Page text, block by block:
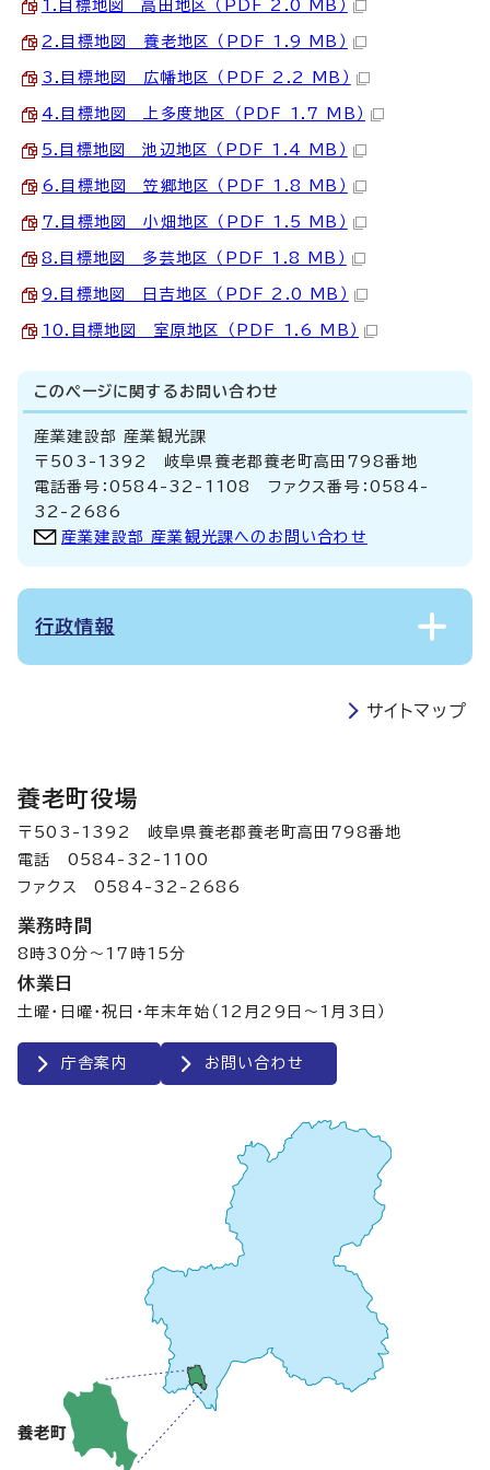
1.目標地図 高田地区 （PDF 2.0 MB）
2.目標地図 養老地区 （PDF 1.9 MB）
3.目標地図 広幡地区 （PDF 2.2 MB）
4.目標地図 上多度地区 （PDF 1.7 MB）
5.目標地図 池辺地区 （PDF 1.4 MB）
6.目標地図 笠郷地区 （PDF 1.8 MB）
7.目標地図 小畑地区 （PDF 1.5 MB）
8.目標地図 多芸地区 （PDF 1.8 MB）
9.目標地図 日吉地区 （PDF 2.0 MB）
10.目標地図 室原地区 （PDF 1.6 MB）
このページに関する お問い合わせ
産業建設部 産業観光課
〒503-1392 岐阜県養老郡養老町高田798番地
電話番号：0584-32-1108 ファクス番号：0584-
32-2686
産業建設部 産業観光課へのお問い合わせ
行政情報
サイトマップ
養老町役場
〒503-1392 岐阜県養老郡養老町高田798番地
電話 0584-32-1100
ファクス 0584-32-2686
業務時間
8時30分～17時15分
休業日
土曜・日曜・祝日・年末年始（12月29日～1月3日）
庁舎案内 お問い合わせ